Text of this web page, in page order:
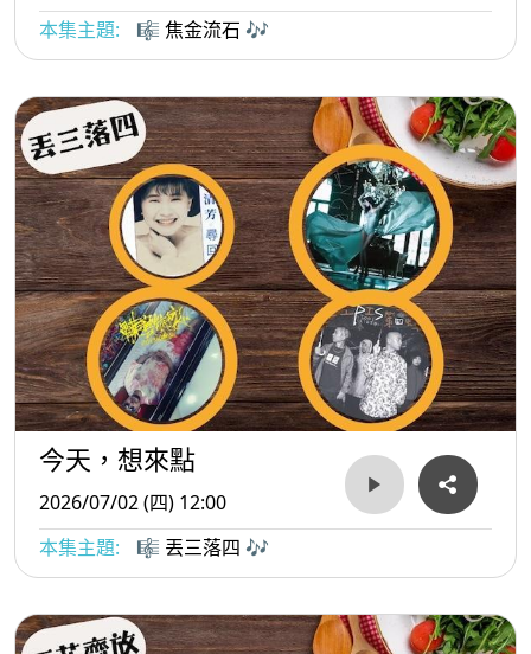
本集主題:
🎼 焦金流石 🎶
今天，想來點
2026/07/02 (四) 12:00
本集主題:
🎼 丟三落四 🎶